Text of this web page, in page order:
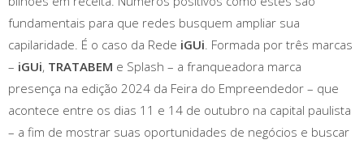
fundamentais para que redes busquem ampliar sua
capilaridade. É o caso da Rede iGUi . Formada por três marcas
– iGUi, TRATABEM e Splash – a franqueadora marca
presença na edição 2024 da Feira do Empreendedor – que
acontece entre os dias 11 e 14 de outubro na capital paulista
– a fim de mostrar suas oportunidades de negócios e buscar